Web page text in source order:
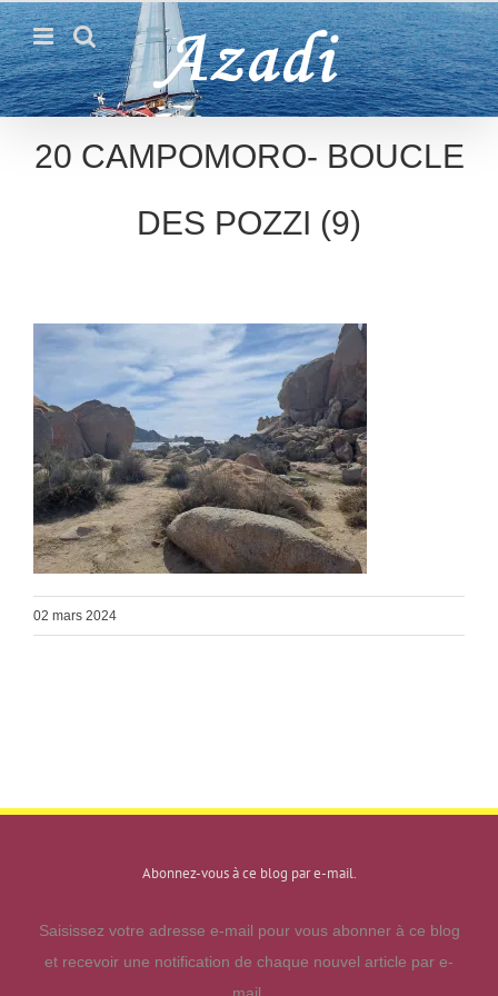
Passer
au
contenu
20 CAMPOMORO- BOUCLE
DES POZZI (9)
02 mars 2024
Abonnez-vous à ce blog par e-mail.
Saisissez votre adresse e-mail pour vous abonner à ce blog
et recevoir une notification de chaque nouvel article par e-